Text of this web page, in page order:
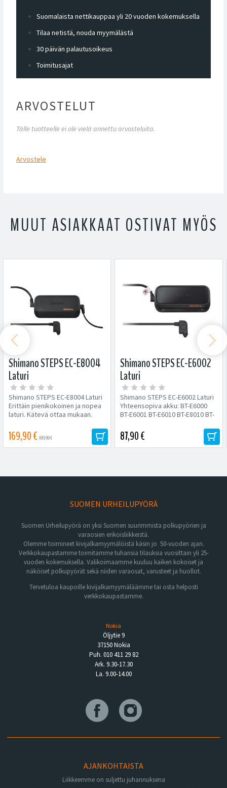
Suomalaista nettikauppaa yli 20 vuoden kokemuksella
Tilaa netistä, nouda myymälästä
30 päivän palautusoikeus
Toimitusajat
ARVOSTELUT
Tälle tuotteelle ei ole vielä annettu arvosteluita.
Arvostele
MUUT ASIAKKAAT OSTIVAT MYÖS
Shimano STEPS EC-E8004
Laturi
Shimano STEPS EC-E8004 Laturi
Erittäin pienikokoinen ja nopea
laturi. Kätevä ottaa mukaan.
169,90 € 189,90 €
Shimano STEPS EC-E6002
Laturi
Shimano STEPS EC-E6002 Laturi
Yhteensopiva akku: BT-E6000
BT-E6001 BT-E6010 BT-E8010 BT-
Latausaika...
87,90 €
 
SUOMEN URHEILUPYÖRÄ
Suomen Urheilupyörä on yksi Suomen suurimmista polkupyörien ja
varaosien erikoisliikkeistä.
Olemme toimineet kivijalkamyymälöistä käsin jo 50-vuoden ajan.
Verkkokaupastamme toimitamme tuhansia tilauksia vuosittain yli 25-
vuoden kokemuksella. Valikoimaamme kuuluu kaiken kokoiset ja
näköiset polkupyörät sekä niiden varaosat, varusteet ja huollot.
Tervetuloa kaupoille kivijalkamyymäläämme tai osta helposti
verkkokaupastamme.
Nokia
Öljytie 9
37150 Nokia
Puh. 010 411 29 82
Ark. 9.30-17.30
La. 9.00-14.00
AJANKOHTAISTA
Liikkeemme on suljettu juhannuksena